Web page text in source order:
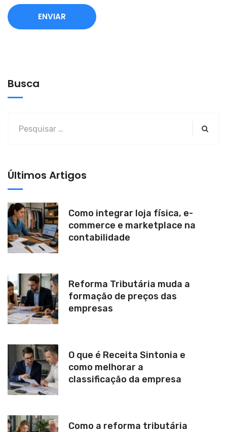
e
e
:
Busca
Últimos Artigos
Como integrar loja física, e-
commerce e marketplace na
contabilidade
Reforma Tributária muda a
formação de preços das
empresas
O que é Receita Sintonia e
como melhorar a
classificação da empresa
Como a reforma tributária